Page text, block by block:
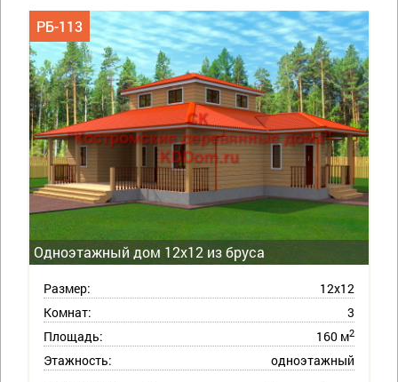
Одноэтажный дом 12х12 из бруса
РБ-113
Размер:
12х12
Комнат:
3
Площадь:
160 м2
Этажность: одноэтажный